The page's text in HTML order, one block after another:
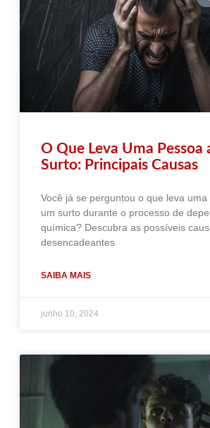
O Que Leva Uma Pessoa
Surto: Principais Causas
Você já se perguntou o que leva
um surto durante o processo de
química? Descubra as possíveis
desencadeantes
SAIBA MAIS
junho 10, 2024